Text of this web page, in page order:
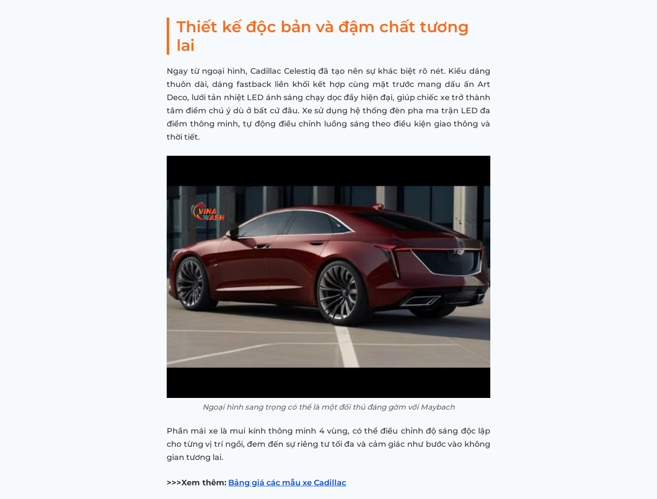
Thiết kế độc bản và đậm chất tương
lai
Ngay từ ngoại hình, Cadillac Celestiq đã tạo nên sự khác biệt rõ nét. Kiểu dáng
thuôn dài, dáng fastback liền khối kết hợp cùng mặt trước mang dấu ấn Art
Deco, lưới tản nhiệt LED ánh sáng chạy dọc đầy hiện đại, giúp chiếc xe trở thành
tâm điểm chú ý dù ở bất cứ đâu. Xe sử dụng hệ thống đèn pha ma trận LED đa
điểm thông minh, tự động điều chỉnh luồng sáng theo điều kiện giao thông và
thời tiết.
Ngoại hình sang trọng có thể là một đối thủ đáng gờm với Maybach
Phần mái xe là mui kính thông minh 4 vùng, có thể điều chỉnh độ sáng độc lập
cho từng vị trí ngồi, đem đến sự riêng tư tối đa và cảm giác như bước vào không
gian tương lai.
>>>Xem thêm: Bảng giá các mẫu xe Cadillac